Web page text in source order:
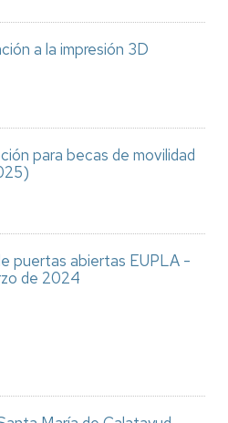
a la impresión 3D
para becas de movilidad
puertas abiertas EUPLA -
de 2024